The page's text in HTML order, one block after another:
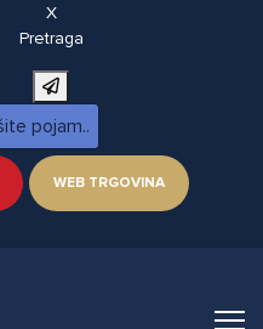
X
Pretraga
WEB TRGOVINA